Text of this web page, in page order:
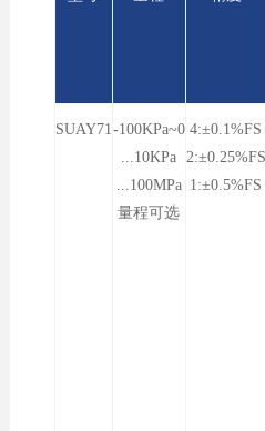
SUAY71-100KPa~0
...10KPa
...100MPa
量程可选
4:±0.1%FS
2:±0.25%FS
1:±0.5%FS